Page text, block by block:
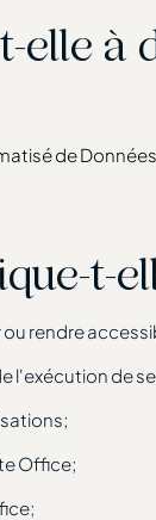
elle à
de
t-
rendre
l'exécution de
Office;